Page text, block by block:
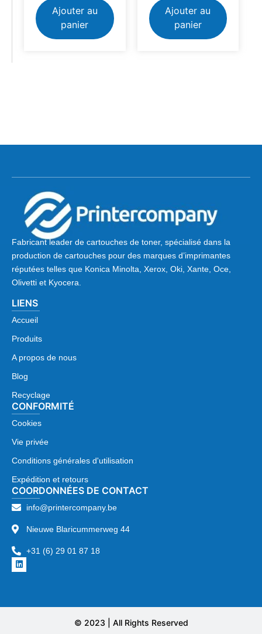
Ajouter au
panier
Ajouter au
panier
Fabricant leader de cartouches de toner, spécialisé dans la
production de cartouches pour des marques d’imprimantes
réputées telles que Konica Minolta, Xerox, Oki, Xante, Oce,
Olivetti et Kyocera.
LIENS
Accueil
Produits
A propos de nous
Blog
Recyclage
CONFORMITÉ
Cookies
Vie privée
Conditions générales d'utilisation
Expédition et retours
COORDONNÉES DE CONTACT
info@printercompany.be
Nieuwe Blaricummerweg 44
+31 (6) 29 01 87 18
© 2023 | All Rights Reserved